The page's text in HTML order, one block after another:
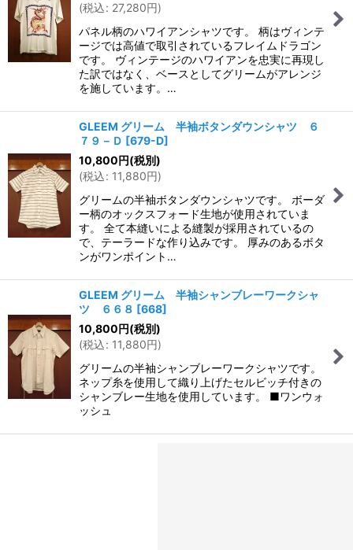
(税込: 27,280円)
パネル柄のハワイアンシャツです。 柄はヴィンテ
ージでは高値で取引されているフレイムドラゴン
です。 ヴィンテージのハワイアンを忠実に再現し
た訳ではなく、ベースとしてグリームがアレンジ
を施しています。…
GLEEM グリーム 半袖ボタンダウンシャツ ６
７９－Ｄ [679-D]
10,800円(税別)
(税込: 11,880円)
グリームの半袖ボタンダウンシャツです。 ボーダ
ー柄のオックスフォード生地が使用されていま
す。 全て本縫いによる縫製が採用されているの
で、テーラードな作り込みです。 厚みのあるボタ
ンがワンポイント…
GLEEM グリーム 半袖シャンブレーワークシャ
ツ ６６８ [668]
10,800円(税別)
(税込: 11,880円)
グリームの半袖シャンブレーワークシャツです。
ネップ糸を使用して織り上げたセルビッチ付きの
シャンブレー生地を使用しています。 ■ワンウォ
ッシュ